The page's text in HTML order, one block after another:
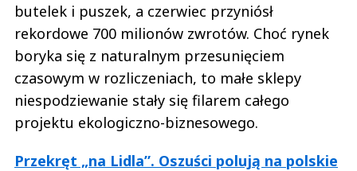
butelek i puszek, a czerwiec przyniósł
rekordowe 700 milionów zwrotów. Choć rynek
boryka się z naturalnym przesunięciem
czasowym w rozliczeniach, to małe sklepy
niespodziewanie stały się filarem całego
projektu ekologiczno-biznesowego.
Przekręt „na Lidla”. Oszuści polują na polskie